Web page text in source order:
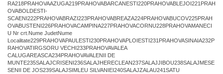
RA218PRAHOVAAZUGA219PRAHOVABARCANESTI220PRAHOVABLEJOI221PRAH
OVABOLDESTI-
SCAENI222PRAHOVABRAZI223PRAHOVABREAZA224PRAHOVABUCOV225PRAH
OVABUSTENI226PRAHOVACAMPINA227PRAHOVACORNU228PRAHOVAMANECI
U Nr crt.Nume JudetNume
Localitate229PRAHOVAPAULESTI230PRAHOVAPLOIESTI231PRAHOVASINAIA232P
RAHOVATIRGSORU VECHI233PRAHOVAVALEA
CALUGAREASCA234PRAHOVAVALENII DE
MUNTE235SALAJCRISENI236SALAJHERECLEAN237SALAJJIBOU238SALAJMESE
SENII DE JOS239SALAJSIMLEU SILVANIEI240SALAJZALAU241SATU